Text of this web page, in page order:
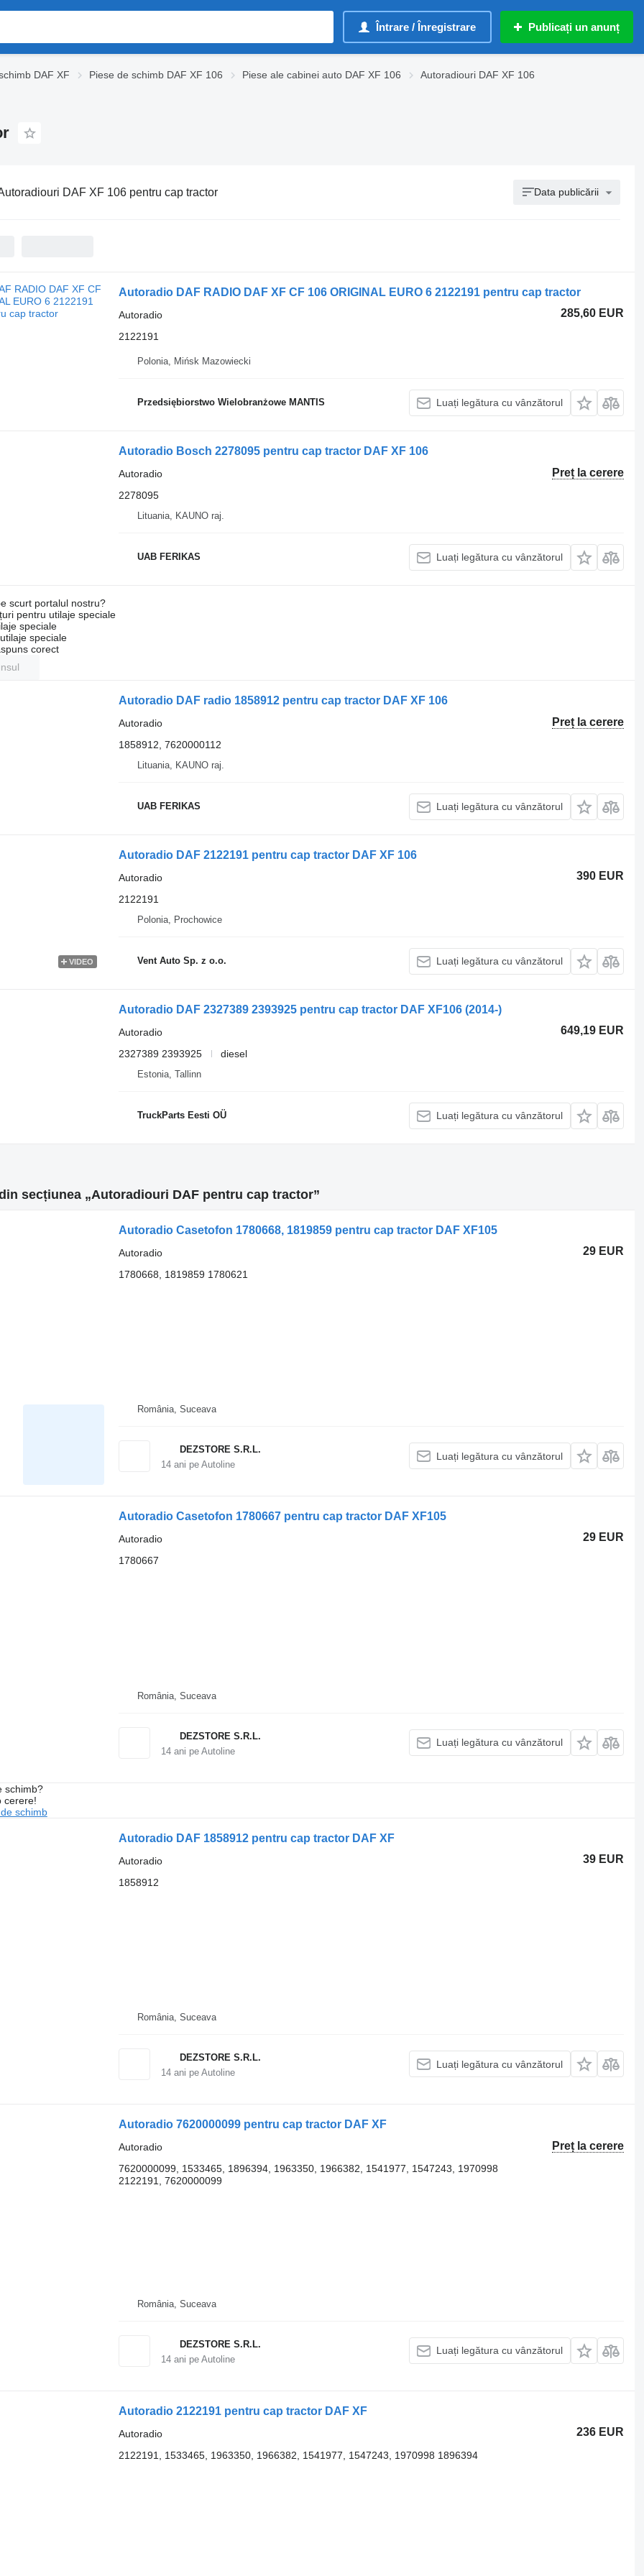
Întrare / Înregistrare Publicați un anunț
DAF XF Piese de schimb DAF XF 106 Piese ale cabinei auto DAF XF 106
Autoradiouri DAF XF 106
DAF XF 106 pentru cap tractor Data publicării
Autoradio DAF RADIO DAF XF CF 106 ORIGINAL EURO 6 2122191 pentru cap tractor
285,60 EUR
Autoradio
2122191
Polonia, Mińsk Mazowiecki
Przedsiębiorstwo Wielobranżowe MANTIS Luați legătura cu vânzătorul
Autoradio Bosch 2278095 pentru cap tractor DAF XF 106
Preț la cerere
Autoradio
2278095
Lituania, KAUNO raj.
UAB FERIKAS Luați legătura cu vânzătorul
scurt portalul nostru?
pentru utilaje speciale
speciale
speciale
corect
Autoradio DAF radio 1858912 pentru cap tractor DAF XF 106
Preț la cerere
Autoradio
1858912, 7620000112
Lituania, KAUNO raj.
UAB FERIKAS Luați legătura cu vânzătorul
VIDEO
Autoradio DAF 2122191 pentru cap tractor DAF XF 106
390 EUR
Autoradio
2122191
Polonia, Prochowice
Vent Auto Sp. z o.o. Luați legătura cu vânzătorul
Autoradio DAF 2327389 2393925 pentru cap tractor DAF XF106 (2014-)
649,19 EUR
Autoradio
2327389 2393925
diesel
Estonia, Tallinn
TruckParts Eesti OÜ Luați legătura cu vânzătorul
secțiunea „Autoradiouri DAF pentru cap tractor”
Autoradio Casetofon 1780668, 1819859 pentru cap tractor DAF XF105
29 EUR
Autoradio
1780668, 1819859 1780621
România, Suceava
DEZSTORE S.R.L.
14ani pe Autoline
Luați legătura cu vânzătorul
Autoradio Casetofon 1780667 pentru cap tractor DAF XF105
29 EUR
Autoradio
1780667
România, Suceava
DEZSTORE S.R.L.
14ani pe Autoline
Luați legătura cu vânzătorul
schimb?
cerere!
schimb
Autoradio DAF 1858912 pentru cap tractor DAF XF
39 EUR
Autoradio
1858912
România, Suceava
DEZSTORE S.R.L.
14ani pe Autoline
Luați legătura cu vânzătorul
Autoradio 7620000099 pentru cap tractor DAF XF
Preț la cerere
Autoradio
7620000099, 1533465, 1896394, 1963350, 1966382, 1541977, 1547243, 1970998
2122191, 7620000099
România, Suceava
DEZSTORE S.R.L.
14ani pe Autoline
Luați legătura cu vânzătorul
Autoradio 2122191 pentru cap tractor DAF XF
236 EUR
Autoradio
2122191, 1533465, 1963350, 1966382, 1541977, 1547243, 1970998 1896394